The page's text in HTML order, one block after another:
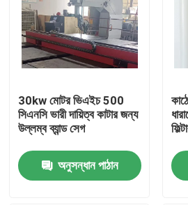
30kw মোটর ভিএইচ 500
সিএনসি ভারী দায়িত্ব কাটার জন্য
উল্লম্ব ব্যান্ড সেগ
অনুসন্ধান পাঠান